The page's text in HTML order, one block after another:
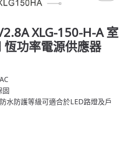
XLG-150-H-A 室
恆功率電源供應器
固
水防護等級可適合於LED路燈及戶